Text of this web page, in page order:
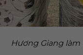
Hương Giang